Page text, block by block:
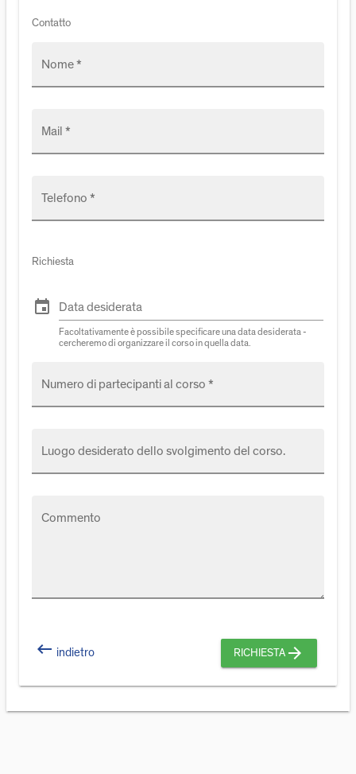
Contatto
Nome *
Mail *
Telefono *
Richiesta
event Data desiderata
Facoltativamente è possibile specificare una data desiderata -
cercheremo di organizzare il corso in quella data.
Numero di partecipanti al corso *
Luogo desiderato dello svolgimento del corso.
Commento
keyboard_backspace indietro RICHIESTA arrow_forward